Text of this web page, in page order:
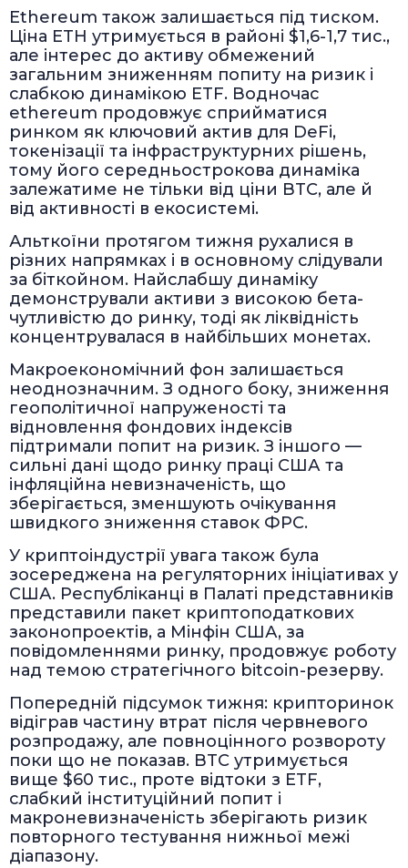
Ethereum також залишається під тиском.
Ціна ETH утримується в районі $1,6-1,7 тис.,
але інтерес до активу обмежений
загальним зниженням попиту на ризик і
слабкою динамікою ETF. Водночас
ethereum продовжує сприйматися
ринком як ключовий актив для DeFi,
токенізації та інфраструктурних рішень,
тому його середньострокова динаміка
залежатиме не тільки від ціни BTC, але й
від активності в екосистемі.
Альткоїни протягом тижня рухалися в
різних напрямках і в основному слідували
за біткойном. Найслабшу динаміку
демонстрували активи з високою бета-
чутливістю до ринку, тоді як ліквідність
концентрувалася в найбільших монетах.
Макроекономічний фон залишається
неоднозначним. З одного боку, зниження
геополітичної напруженості та
відновлення фондових індексів
підтримали попит на ризик. З іншого —
сильні дані щодо ринку праці США та
інфляційна невизначеність, що
зберігається, зменшують очікування
швидкого зниження ставок ФРС.
У криптоіндустрії увага також була
зосереджена на регуляторних ініціативах у
США. Республіканці в Палаті представників
представили пакет криптоподаткових
законопроектів, а Мінфін США, за
повідомленнями ринку, продовжує роботу
над темою стратегічного bitcoin-резерву.
Попередній підсумок тижня: крипторинок
відіграв частину втрат після червневого
розпродажу, але повноцінного розвороту
поки що не показав. BTC утримується
вище $60 тис., проте відтоки з ETF,
слабкий інституційний попит і
макроневизначеність зберігають ризик
повторного тестування нижньої межі
діапазону.